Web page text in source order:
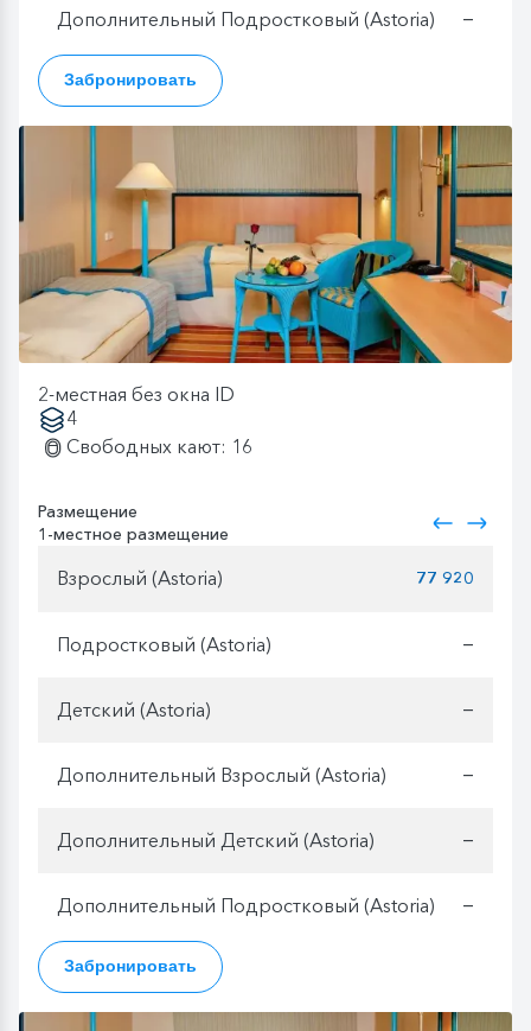
Дополнительный Подростковый (Astoria) —
Забронировать
2-местная без окна ID
4
Свободных кают: 16
Размещение
1-местное размещение
Взрослый (Astoria) 77 920
Подростковый (Astoria) —
Детский (Astoria) —
Дополнительный Взрослый (Astoria) —
Дополнительный Детский (Astoria) —
Дополнительный Подростковый (Astoria) —
Забронировать